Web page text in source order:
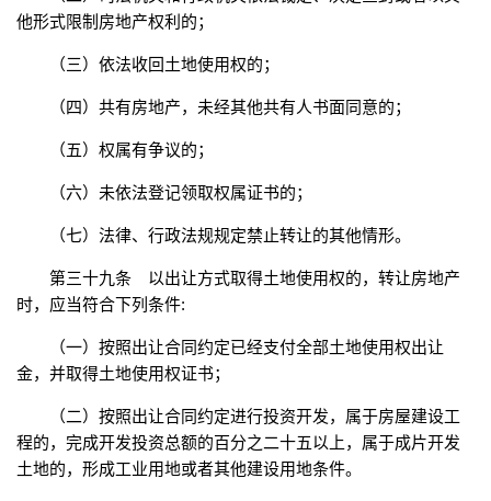
他形式限制房地产权利的；
（三）依法收回土地使用权的；
（四）共有房地产，未经其他共有人书面同意的；
（五）权属有争议的；
（六）未依法登记领取权属证书的；
（七）法律、行政法规规定禁止转让的其他情形。
第三十九条 以出让方式取得土地使用权的，转让房地产
时，应当符合下列条件:
（一）按照出让合同约定已经支付全部土地使用权出让
金，并取得土地使用权证书；
（二）按照出让合同约定进行投资开发，属于房屋建设工
程的，完成开发投资总额的百分之二十五以上，属于成片开发
土地的，形成工业用地或者其他建设用地条件。